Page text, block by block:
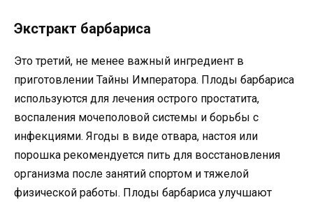
Экстракт барбариса
Это третий, не менее важный ингредиент в
приготовлении Тайны Императора. Плоды барбариса
используются для лечения острого простатита,
воспаления мочеполовой системы и борьбы с
инфекциями. Ягоды в виде отвара, настоя или
порошка рекомендуется пить для восстановления
организма после занятий спортом и тяжелой
физической работы. Плоды барбариса улучшают